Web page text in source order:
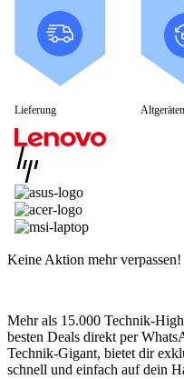
4K Ultra-HD
Curved
USB-C
Business
Mobile
Monitor
Smartphones &
Tablets
Lieferung
Keine Aktion mehr verpassen!
Mehr als 15.000 Technik-
besten Deals direkt per
Technik-Gigant, bietet dir
schnell und einfach auf dein